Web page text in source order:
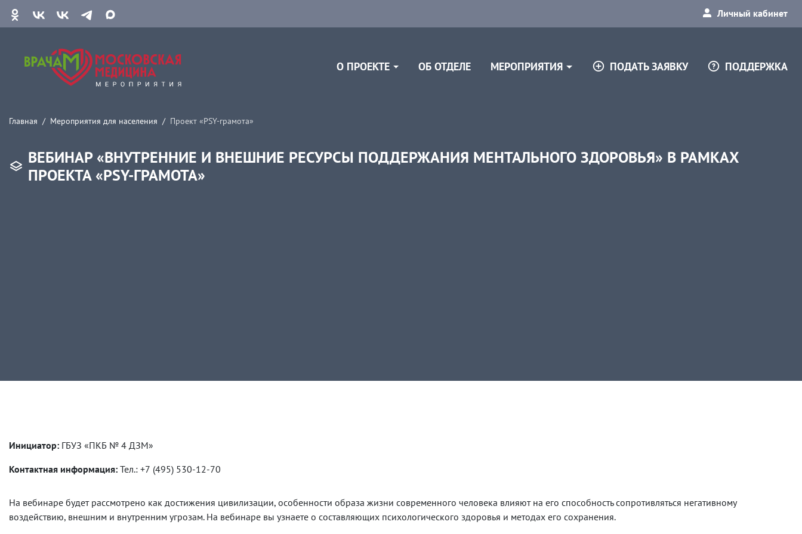
Личный кабинет
О ПРОЕКТЕ ОБ ОТДЕЛЕ МЕРОПРИЯТИЯ ПОДАТЬ ЗАЯВКУ ПОДДЕРЖКА
Главная Мероприятия для населения Проект «PSY-грамота»
ВЕБИНАР «ВНУТРЕННИЕ И ВНЕШНИЕ РЕСУРСЫ ПОДДЕРЖАНИЯ МЕНТАЛЬНОГО ЗДОРОВЬЯ» В РАМКАХ
ПРОЕКТА «PSY-ГРАМОТА»
Инициатор: ГБУЗ «ПКБ № 4 ДЗМ»
Контактная информация: Тел.: +7 (495) 530-12-70
На вебинаре будет рассмотрено как достижения цивилизации, особенности образа жизни современного человека влияют на его способность сопротивляться негативному
воздействию, внешним и внутренним угрозам. На вебинаре вы узнаете о составляющих психологического здоровья и методах его сохранения.